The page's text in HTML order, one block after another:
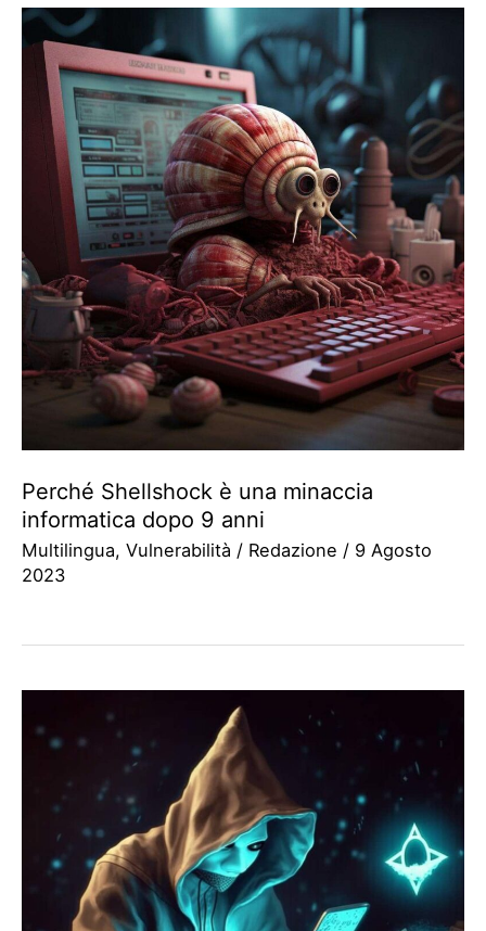
Perché Shellshock è una minaccia
informatica dopo 9 anni
Multilingua, Vulnerabilità / Redazione / 9 Agosto
2023